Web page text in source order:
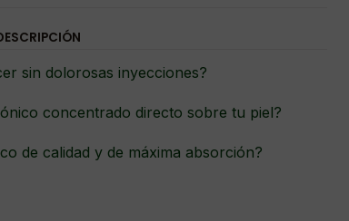
sin dolorosas inyecciones?
concentrado directo sobre tu piel?
de calidad y de máxima absorción?